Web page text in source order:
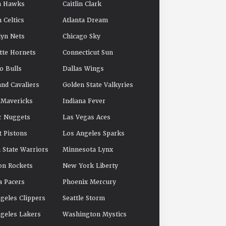
Hawks
Celtics
Nets
Hornets
Bulls
Cavaliers
Nuggets
Pistons
State Warriors
Rockets
Pacers
Clippers
Lakers
Caitlin Clark
Atlanta Dream
Chicago Sky
Connecticut Sun
Dallas Wings
Golden State Valkyries
Indiana Fever
Las Vegas Aces
Los Angeles Sparks
Minnesota Lynx
New York Liberty
Phoenix Mercury
Seattle Storm
Washington Mystics